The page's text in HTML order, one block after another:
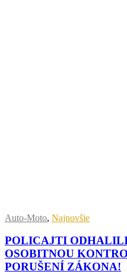
Auto-Moto, Najnovšie
POLICAJTI
OSOBITNOU
PORUŠENÍ ZÁKONA!